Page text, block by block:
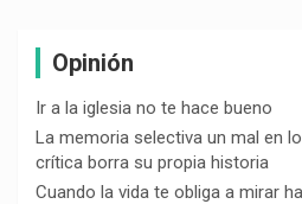
Opinión
Ir a la iglesia no te hace bueno
La memoria selectiva un mal en
crítica borra su propia historia
Cuando la vida te obliga a mirar